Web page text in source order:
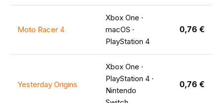
Moto Racer 4
Xbox One ·
macOS ·
PlayStation 4
0,76 €
Yesterday Origins
Xbox One ·
PlayStation 4 ·
Nintendo
0,76 €